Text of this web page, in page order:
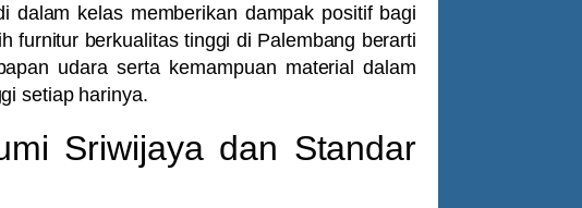
dalam kelas memberikan dampak positif bagi
furnitur berkualitas tinggi di Palembang berarti
udara serta kemampuan material dalam
setiap harinya.
Sriwijaya dan Standar